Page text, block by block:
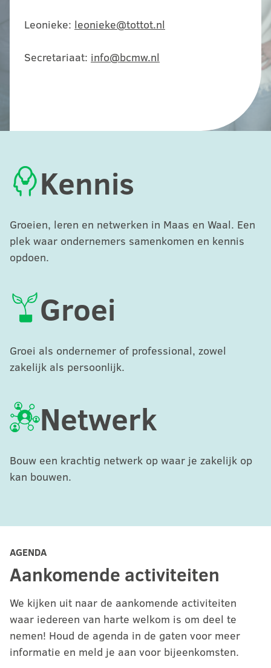
Leonieke: leonieke@tottot.nl
Secretariaat: info@bcmw.nl
Kennis
Groeien, leren en netwerken in Maas en Waal. Een
plek waar ondernemers samenkomen en kennis
opdoen.
Groei
Groei als ondernemer of professional, zowel
zakelijk als persoonlijk.
Netwerk
Bouw een krachtig netwerk op waar je zakelijk op
kan bouwen.
AGENDA
Aankomende activiteiten
We kijken uit naar de aankomende activiteiten
waar iedereen van harte welkom is om deel te
nemen! Houd de agenda in de gaten voor meer
informatie en meld je aan voor bijeenkomsten.